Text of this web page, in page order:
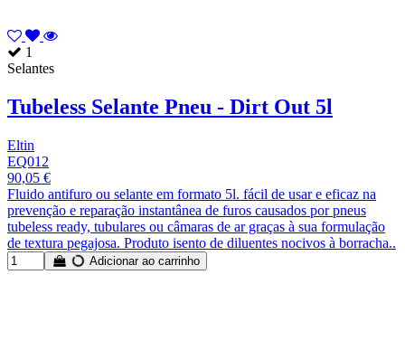
1
Selantes
Tubeless Selante Pneu - Dirt Out 5l
Eltin
EQ012
90,05 €
Fluido antifuro ou selante em formato 5l. fácil de usar e eficaz na
prevenção e reparação instantânea de furos causados por pneus
tubeless ready, tubulares ou câmaras de ar graças à sua formulação
de textura pegajosa. Produto isento de diluentes nocivos à borracha..
Adicionar ao carrinho